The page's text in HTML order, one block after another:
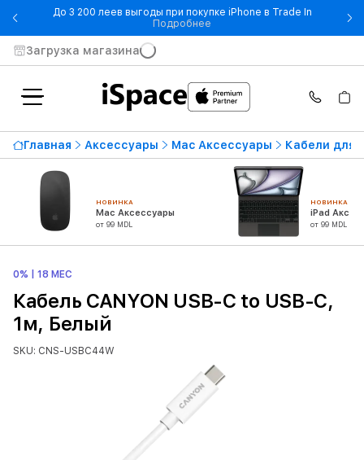
До 3 200 леев выгоды при покупке iPhone в Trade In
Подробнее - До 3 200 леев выгоды при
Загрузка магазина
Главная Аксессуары Mac Аксессуары Кабели для
НОВИНКА
Mac Аксессуары
от 99 MDL
НОВИНКА
iPad
от 99 MDL
0% | 18 МЕС
Кабель CANYON USB-C to USB-C,
1м, Белый
SKU: CNS-USBC44W